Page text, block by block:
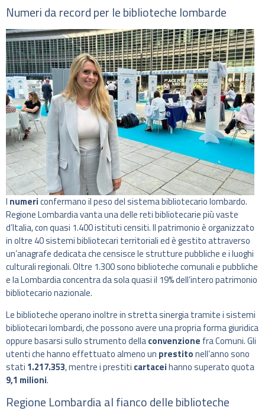
Numeri da record per le biblioteche lombarde
I numericonfermano il peso del sistema bibliotecario lombardo.
Regione Lombardia vanta una delle reti bibliotecarie più vaste
d’Italia, con quasi 1.400 istituti censiti. Il patrimonio è organizzato
in oltre 40 sistemi bibliotecari territoriali ed è gestito attraverso
un’anagrafe dedicata che censisce le strutture pubbliche e i luoghi
culturali regionali. Oltre 1.300 sono biblioteche comunali e pubbliche
e la Lombardia concentra da sola quasi il 19% dell’intero patrimonio
bibliotecario nazionale.
Le biblioteche operano inoltre in stretta sinergia tramite i sistemi
bibliotecari lombardi, che possono avere una propria forma giuridica
oppure basarsi sullo strumento dellaconvenzione fra Comuni. Gli
utenti che hanno effettuato almeno un prestitonell’anno sono
stati 1.217.353, mentre i prestiti cartaceihanno superato quota
9,1 milioni.
Regione Lombardia al fianco delle biblioteche